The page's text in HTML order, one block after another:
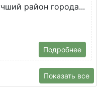
район города...
Подробнее
Показать все